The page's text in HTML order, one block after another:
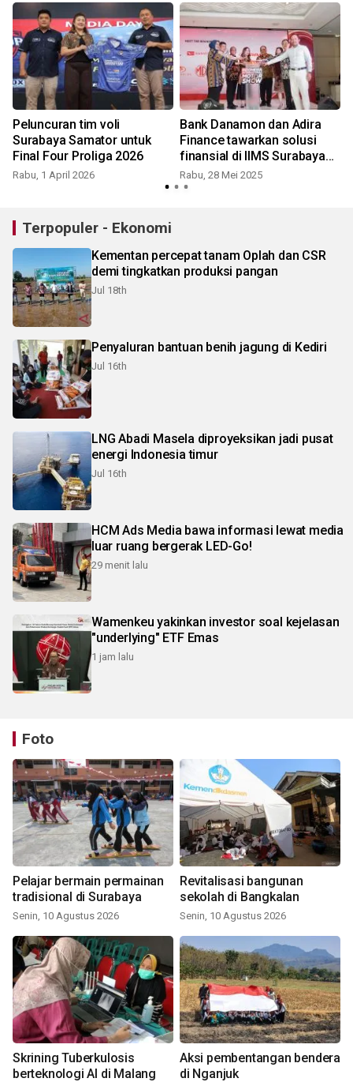
Peluncuran tim voli
Surabaya Samator untuk
Final Four Proliga 2026
Rabu, 1 April 2026
Bank Danamon dan Adira
Finance tawarkan solusi
finansial di IIMS Surabaya
2025
Rabu, 28 Mei 2025
Terpopuler - Ekonomi
Kementan percepat tanam Oplah dan CSR
demi tingkatkan produksi pangan
Jul 18th
Penyaluran bantuan benih jagung di Kediri
Jul 16th
LNG Abadi Masela diproyeksikan jadi pusat
energi Indonesia timur
Jul 16th
HCM Ads Media bawa informasi lewat media
luar ruang bergerak LED-Go!
29 menit lalu
Wamenkeu yakinkan investor soal kejelasan
"underlying" ETF Emas
1 jam lalu
Foto
Pelajar bermain permainan
tradisional di Surabaya
Senin, 10 Agustus 2026
Revitalisasi bangunan
sekolah di Bangkalan
Senin, 10 Agustus 2026
Skrining Tuberkulosis
berteknologi AI di Malang
Aksi pembentangan bendera
di Nganjuk